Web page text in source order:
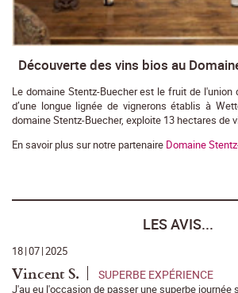
Découverte des vins bios au
Le domaine Stentz-Buecher est le fruit de
d’une longue lignée de vignerons établis à
domaine Stentz-Buecher, exploite 13 hectares de
En savoir plus sur notre partenaire Domaine
LES AVIS...
18|07|2025
Vincent S. SUPERBE EXPÉRIENCE
J'au eu l'occasion de passer une superbe journée